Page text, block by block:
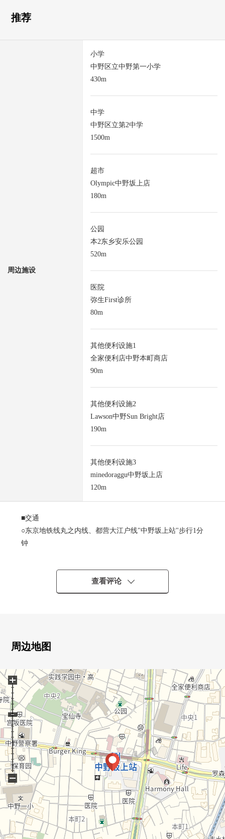
推荐
周边施设
小学
中野区立中野第一小学
430m
中学
中野区立第2中学
1500m
超市
Olympic中野坂上店
180m
公园
本2东乡安乐公园
520m
医院
弥生First诊所
80m
其他便利设施1
全家便利店中野本町商店
90m
其他便利设施2
Lawson中野Sun Bright店
190m
其他便利设施3
minedoraggu中野坂上店
120m
■交通
○东京地铁线丸之内线、都营大江户线"中野坂上站"步行1分
钟
○从东京地铁线丸之内线、都营大江户线"中野坂上"车站步
行1分钟的位置
○为空房，能和自住加投资用用广泛地讨论
○厕所2个地方设置
○作为店铺的利用也能商谈
查看评论
周边地图
+
−